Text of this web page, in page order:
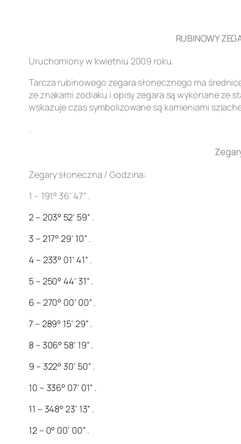
RUBINOWY
Uruchomiony w kwietniu 2009 roku.
Tarcza rubinowego zegara słonecznego ma
ze znakami zodiaku i opisy zegara są wykonane ze
wskazuje czas symbolizowane są kamieniami
.
Zegary słoneczna / Godzina:
1 – 191° 36’ 47” .
2 – 203° 52’ 59” .
3 – 217° 29’ 10” .
4 – 233° 01’ 41” .
5 – 250° 44’ 31” .
6 – 270° 00’ 00” .
7 – 289° 15’ 29” .
8 – 306° 58’ 19” .
9 – 322° 30’ 50” .
10 – 336° 07’ 01” .
11 – 348° 23’ 13” .
12 – 0° 00’ 00” .